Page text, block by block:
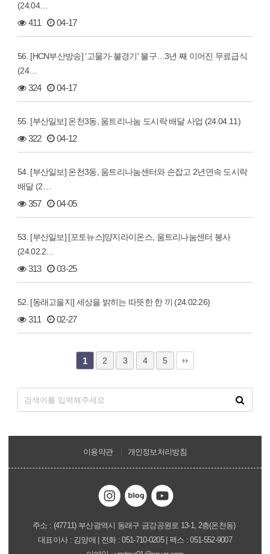
(24.04…
411
04-17
56. [HCN부산방송] '고물가·불경기' 불구…3년 째 이어진 무료급식
(24…
324
04-17
55. [부산일보] 온천3동, 움트리나눔 도시락 배달 사업 (24.04.11)
322
04-12
54. [부산일보] 온천3동, 움트리나눔센터와 손잡고 2년연속 도시락
배달 (2…
357
04-05
53. [부산일보] [포토뉴스]양지라이온스, 움트리나눔센터 봉사
(24.02.2…
313
03-25
52. [동래고을지] 세상을 밝히는 따뜻한 한 끼 (24.02.26)
311
02-27
1 2 3 4 5
이용약관 개인정보처리방침
주소 : (47711) 부산광역시 동래구 금강공원로 13-1, 2층(온천동)
대표이사 : 김양애 | 전화 : 051-710-0205 | 팩스 : 051-552-9007